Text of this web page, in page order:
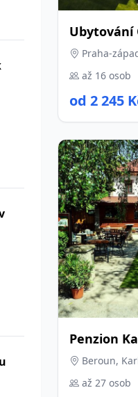
Ubytování
Praha-
až 16 osob
od 2 245
Penzion
Beroun,
až 27 osob